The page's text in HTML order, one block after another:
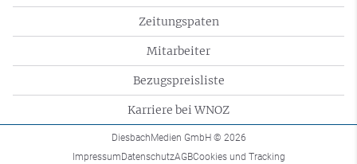
Zeitungspaten
Mitarbeiter
Bezugspreisliste
Karriere bei WNOZ
DiesbachMedien GmbH © 2026
ImpressumDatenschutzAGBCookies und Tracking